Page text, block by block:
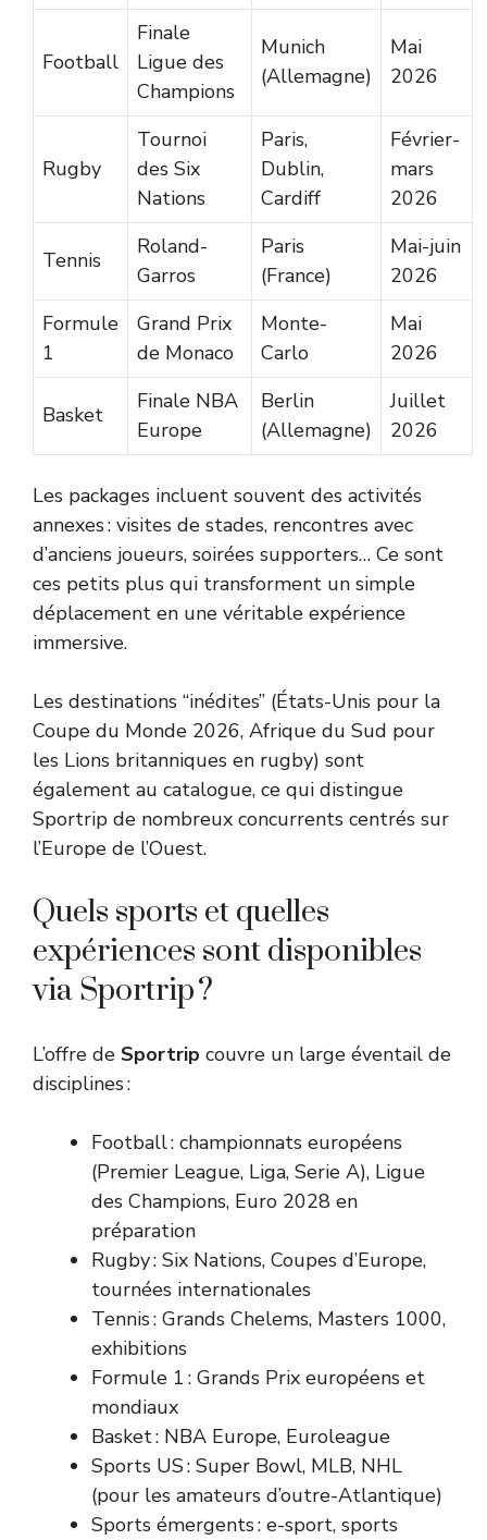
Football
Finale
Ligue des
Champions
Munich
(Allemagne)
Mai
2026
Rugby
Tournoi
des Six
Nations
Paris,
Dublin,
Cardiff
Février-
mars
2026
Tennis
Roland-
Garros
Paris
(France)
Mai-juin
2026
Formule
1
Grand Prix
de Monaco
Monte-
Carlo
Mai
2026
Basket
Finale NBA
Europe
Berlin
(Allemagne)
Juillet
2026
Les packages incluent souvent des activités
annexes : visites de stades, rencontres avec
d’anciens joueurs, soirées supporters… Ce sont
ces petits plus qui transforment un simple
déplacement en une véritable expérience
immersive.
Les destinations “inédites” (États-Unis pour la
Coupe du Monde 2026, Afrique du Sud pour
les Lions britanniques en rugby) sont
également au catalogue, ce qui distingue
Sportrip de nombreux concurrents centrés sur
l’Europe de l’Ouest.
Quels sports et quelles
expériences sont disponibles
via Sportrip ?
L’offre de Sportrip couvre un large éventail de
disciplines :
Football : championnats européens
(Premier League, Liga, Serie A), Ligue
des Champions, Euro 2028 en
préparation
Rugby : Six Nations, Coupes d’Europe,
tournées internationales
Tennis : Grands Chelems, Masters 1000,
exhibitions
Formule 1 : Grands Prix européens et
mondiaux
Basket : NBA Europe, Euroleague
Sports US : Super Bowl, MLB, NHL
(pour les amateurs d’outre-Atlantique)
Sports émergents : e-sport, sports